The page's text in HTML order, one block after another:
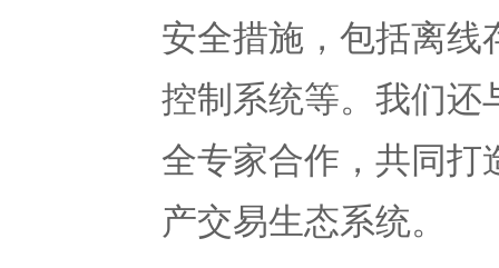
安全措施，包括离
控制系统等。我们
全专家合作，共同
产交易生态系统。